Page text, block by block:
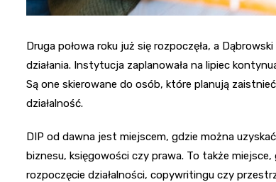
Druga połowa roku już się rozpoczęła, a
działania. Instytucja zaplanowała na lipiec
Są one skierowane do osób, które planują
działalność.
DIP od dawna jest miejscem, gdzie można
biznesu, księgowości czy prawa. To także
rozpoczęcie działalności, copywritingu czy